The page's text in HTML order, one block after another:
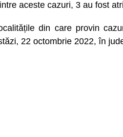
aceste cazuri, 3 au fost
din care provin
22 octombrie 2022, în